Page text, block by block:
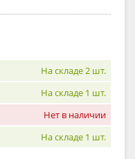
На складе 2 шт.
На складе 1 шт.
Нет в наличии
На складе 1 шт.